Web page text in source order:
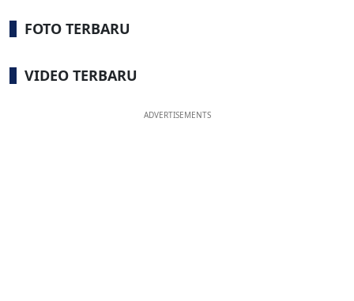
FOTO TERBARU
VIDEO TERBARU
ADVERTISEMENTS